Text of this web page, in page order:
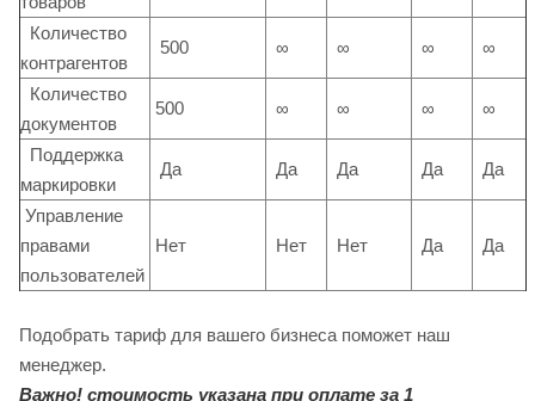
Количество
контрагентов
500 ∞ ∞ ∞ ∞
Количество
документов
500 ∞ ∞ ∞ ∞
Поддержка
маркировки
Да Да Да Да Да
Управление
правами
пользователей
Нет Нет Нет Да Да
Подобрать тариф для вашего бизнеса поможет наш
менеджер.
Важно! стоимость указана при оплате за 1